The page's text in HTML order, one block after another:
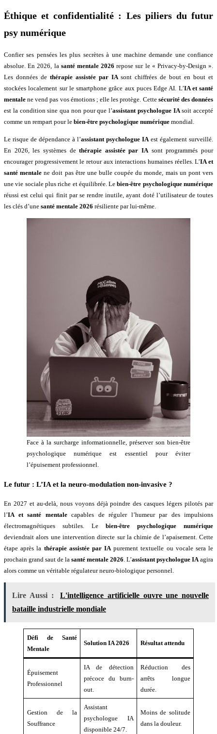
Éthique et confidentialité : Les piliers du futur
psy numérique
Confier ses pensées les plus secrètes à une machine demande une confiance
absolue. En 2026, la santé mentale 2026 repose sur le « Privacy-by-Design ».
Les données de thérapie assistée par IAsont chiffrées de bout en bout et
stockées localement sur le smartphone grâce aux puces Edge AI. L’IA et santé
mentale ne vend pas vos émotions ; elle les protège. Cette sécurité des données
est la condition sine qua non pour que l’assistant psychologue IAsoit accepté
comme un rempart pour le bien-être psychologique numérique mondial.
Le risque de dépendance à l’assistant psychologue IA est également surveillé.
En 2026, les systèmes dethérapie assistée par IA sont programmés pour
encourager progressivement le retour aux interactions humaines réelles. L’IA et
santé mentale ne doit pas être une bulle coupée du monde, mais un pont vers
une vie sociale plus riche et équilibrée. Lebien-être psychologique numérique
réussi est celui qui finit par se rendre inutile, ayant doté l’utilisateur de toutes
les clés d’une santé mentale 2026 résiliente par lui-même.
Face à la surcharge informationnelle, préserver son bien-être
psychologique numérique est essentiel pour éviter
l’épuisement professionnel.
Le futur : L’IA et la neuro-modulation non-invasive ?
En 2027 et au-delà, nous voyons déjà poindre des casques légers pilotés par
l’IA et santé mentalecapables de réguler l’humeur par des impulsions
électromagnétiques subtiles. Le bien-être psychologique numérique
deviendrait alors une intervention directe sur la chimie de l’apaisement. Cette
étape après la thérapie assistée par IApurement textuelle ou vocale sera le
prochain grand saut de la santé mentale 2026. L’assistant psychologue IAagira
alors comme un véritable régulateur neuro-biologique personnel.
Lire Aussi :
L'intelligence artificielle ouvre une nouvelle
bataille industrielle mondiale
Défi de Santé
Mentale
Solution IA 2026 Résultat attendu
Épuisement
Professionnel
IA de détection
précoce du burn-
out.
Réduction des
arrêts longue
durée.
Gestion de la
Souffrance
Assistant
psychologue IA
disponible 24/7.
Moins de solitude
dans la douleur.